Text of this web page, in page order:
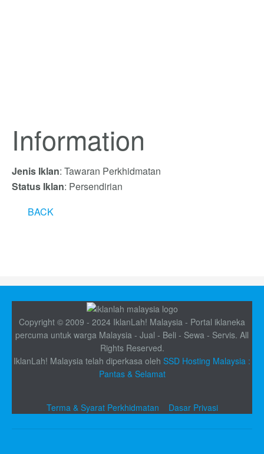
Information
Jenis Iklan: Tawaran Perkhidmatan
Status Iklan: Persendirian
BACK
Copyright © 2009 - 2024 IklanLah! Malaysia - Portal iklaneka
percuma untuk warga Malaysia - Jual - Beli - Sewa - Servis. All
Rights Reserved.
IklanLah! Malaysia telah diperkasa oleh SSD Hosting Malaysia :
Pantas & Selamat
Terma & Syarat Perkhidmatan Dasar Privasi